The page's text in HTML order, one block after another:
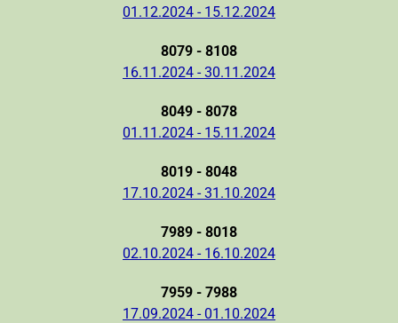
01.12.2024 - 15.12.2024
8079 - 8108
16.11.2024 - 30.11.2024
8049 - 8078
01.11.2024 - 15.11.2024
8019 - 8048
17.10.2024 - 31.10.2024
7989 - 8018
02.10.2024 - 16.10.2024
7959 - 7988
17.09.2024 - 01.10.2024